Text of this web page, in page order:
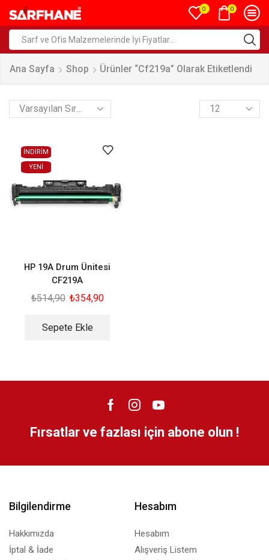
0 0
Ana Sayfa Shop Ürünler “cf219a” Olarak Etiketlendi
İNDİRİM
YENI
HP 19A Drum Ünitesi
CF219A
₺514,90 ₺354,90
Sepete Ekle
Fırsatlar ve fazlası için abone olun !
Bilgilendirme
Hakkımızda
İptal & İade
Hesabım
Hesabım
Alışveriş Listem